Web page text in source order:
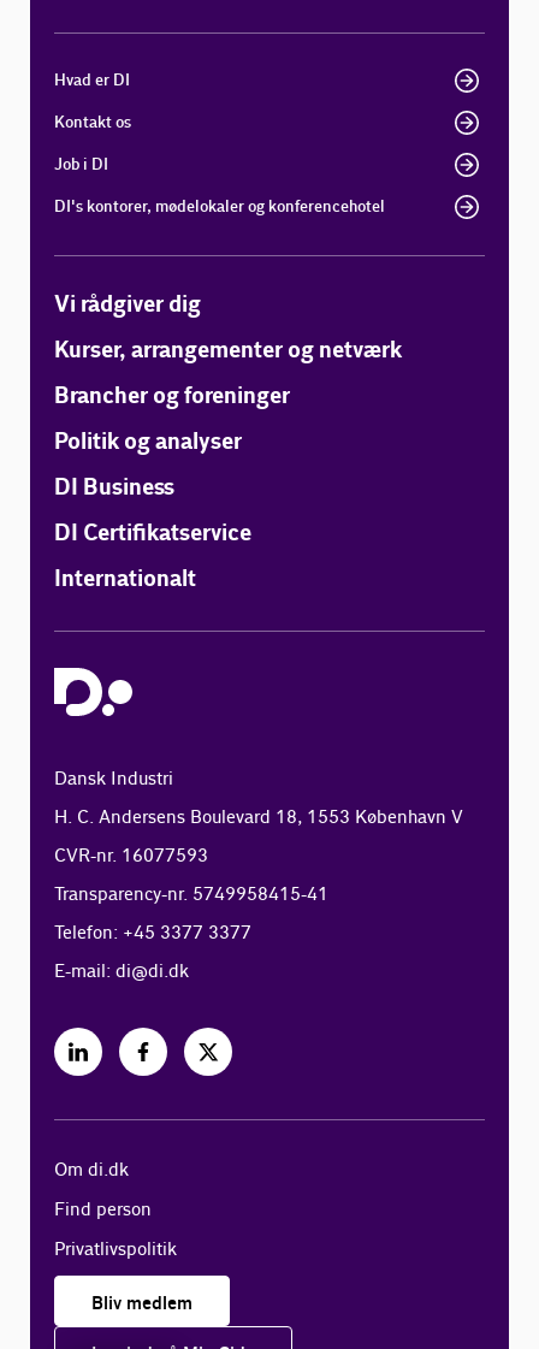
Hvad er DI
Kontakt os
Job i DI
DI's kontorer, mødelokaler og konferencehotel
Vi rådgiver dig
Kurser, arrangementer og netværk
Brancher og foreninger
Politik og analyser
DI Business
DI Certifikatservice
Internationalt
Dansk Industri
H. C. Andersens Boulevard 18, 1553 København V
CVR-nr. 16077593
Transparency-nr. 5749958415-41
Telefon: +45 3377 3377
E-mail:di@di.dk
Om di.dk
Find person
Privatlivspolitik
Bliv medlem